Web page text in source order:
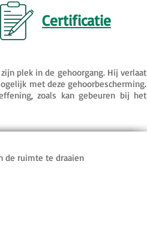
Certificatie
plek in de gehoorgang. Hij verlaat
met deze gehoorbescherming.
zoals kan gebeuren bij het
de ruimte te draaien